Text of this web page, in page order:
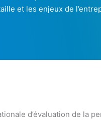
et les enjeux de
d’évaluation de la